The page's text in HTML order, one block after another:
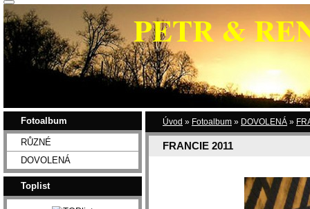
PETR &
Úvod » Fotoalbum » DOVOLENÁ »
FRANCIE 2011
Fotoalbum
RŮZNÉ
DOVOLENÁ
Toplist